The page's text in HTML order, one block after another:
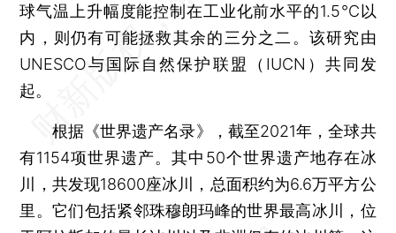
球气温上升幅度能控制在工业化前水平的1.5℃以
内，则仍有可能拯救其余的三分之二。该研究由
UNESCO与国际自然保护联盟（IUCN）共同发
起。
根据《世界遗产名录》，截至2021年，全球共
有1154项世界遗产。其中50个世界遗产地存在冰
川，共发现18600座冰川，总面积约为6.6万平方公
里。它们包括紧邻珠穆朗玛峰的世界最高冰川，位